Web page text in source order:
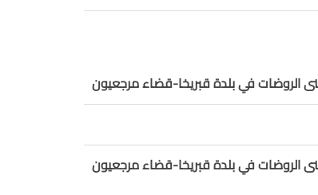
الروضات في بلدة قبريخا-قضاء مرجعيون
الروضات في بلدة قبريخا-قضاء مرجعيون